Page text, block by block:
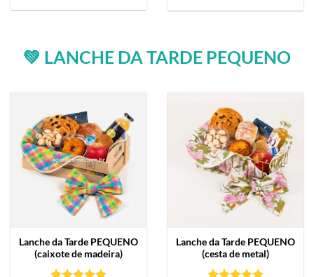
💚 LANCHE DA TARDE PEQUENO
Lanche da Tarde PEQUENO
(caixote de madeira)
Lanche da Tarde PEQUENO
(cesta de metal)